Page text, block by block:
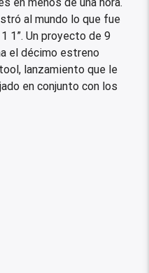
en menos de una hora.
al mundo lo que fue
1”. Un proyecto de 9
el décimo estreno
lanzamiento que le
en conjunto con los